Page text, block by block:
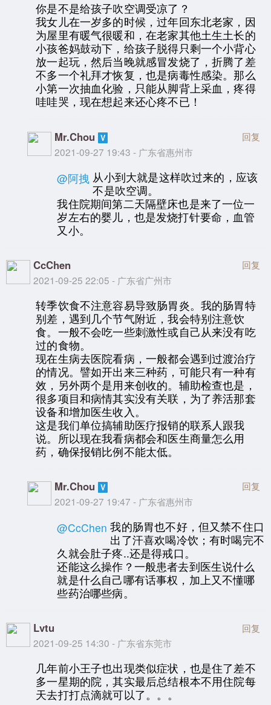
你是不是给孩子吹空调受凉了？
我女儿在一岁多的时候，过年回东北老家，因
为屋里有暖气很暖和，在老家其他土生土长的
小孩爸妈鼓动下，给孩子脱得只剩一个小背心
放一起玩，然后当晚就感冒发烧了，折腾了差
不多一个礼拜才恢复，也是病毒性感染。那么
小第一次抽血化验，只能从脚背上采血，疼得
哇哇哭，现在想起来还心疼不已！
Mr.Chou
2021-09-27 19:43 - 广东省惠州市
回复
@阿拽 从小到大就是这样吹过来的，应该
不是吹空调。
我住院期间第二天隔壁床也是来了一位一
岁左右的婴儿，也是发烧打针要命，血管
又小。
CcChen
2021-09-25 22:05 - 广东省广州市
回复
转季饮食不注意容易导致肠胃炎。我的肠胃特
别差，遇到几个节气附近，我会特别注意饮
食。一般不会吃一些刺激性或自己从来没有吃
过的食物。
现在生病去医院看病，一般都会遇到过渡治疗
的情况。譬如开出来三种药，可能只有一种有
效，另外两个是用来创收的。辅助检查也是，
很多项目和病情其实没有关联，为了养活那套
设备和增加医生收入。
这是我们单位搞辅助医疗报销的联系人跟我
说。所以现在我看病都会和医生商量怎么用
药，确保报销比例不能太低。
Mr.Chou
2021-09-27 19:47 - 广东省惠州市
回复
@CcChen 我的肠胃也不好，但又禁不住口
出了汗喜欢喝冷饮；有时喝完不
久就会肚子疼..还是得戒口。
还能这么操作？一般患者去到医生说什么
就是什么自己哪有话事权，加上又不懂哪
些药治哪些病。
Lvtu
2021-09-25 14:30 - 广东省东莞市
回复
几年前小王子也出现类似症状，也是住了差不
多一星期的院，其实最后总结根本不用住院每
天去打打点滴就可以了。。。